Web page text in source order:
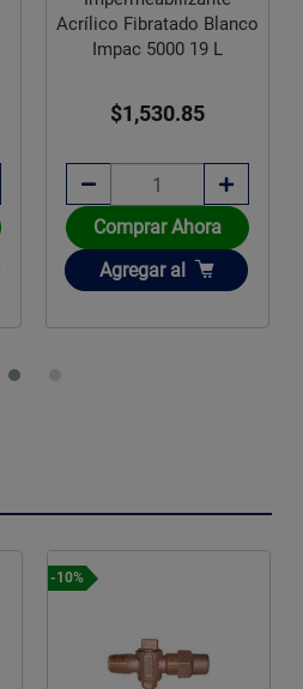
$4,159.00
27% de descuento
3 meses sin intereses
Comprar Ahora
Añadir
Agregar al
-12%